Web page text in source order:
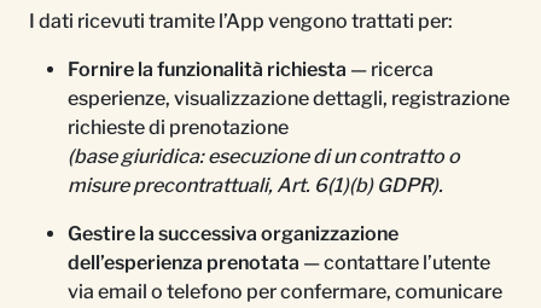
I dati ricevuti tramite l’App vengono trattati per:
Fornire la funzionalità richiesta — ricerca
esperienze, visualizzazione dettagli, registrazione
richieste di prenotazione
(base giuridica: esecuzione di un contratto o
misure precontrattuali, Art. 6(1)(b) GDPR).
Gestire la successiva organizzazione
dell’esperienza prenotata — contattare l’utente
via email o telefono per confermare, comunicare